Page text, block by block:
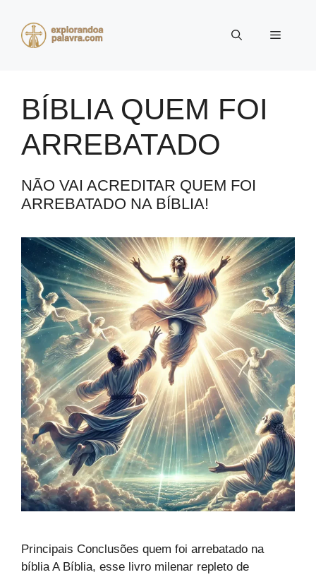
Menu
BÍBLIA QUEM FOI
ARREBATADO
NÃO VAI ACREDITAR QUEM FOI
ARREBATADO NA BÍBLIA!
Principais Conclusões quem foi arrebatado na
bíblia A Bíblia, esse livro milenar repleto de